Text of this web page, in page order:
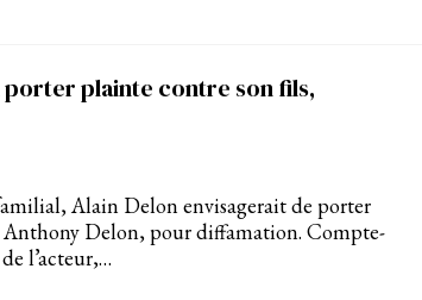
plainte contre son fils,
Alain Delon envisagerait de porter
Delon, pour diffamation. Compte-
l’acteur,…